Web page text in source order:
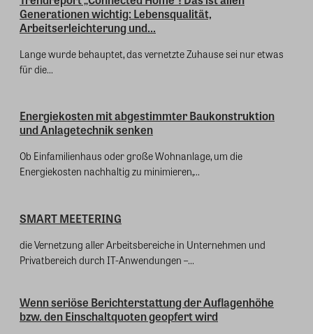
Generationen wichtig: Lebensqualität,
Arbeitserleichterung und...
Lange wurde behauptet, das vernetzte Zuhause sei nur etwas
für die...
Energiekosten mit abgestimmter Baukonstruktion
und Anlagetechnik senken
Ob Einfamilienhaus oder große Wohnanlage, um die
Energiekosten nachhaltig zu minimieren,...
SMART MEETERING
die Vernetzung aller Arbeitsbereiche in Unternehmen und
Privatbereich durch IT-Anwendungen –...
Wenn seriöse Berichterstattung der Auflagenhöhe
bzw. den Einschaltquoten geopfert wird